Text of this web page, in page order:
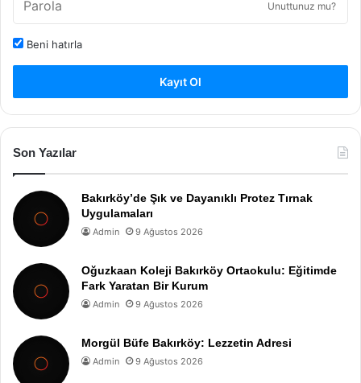
Unuttunuz mu?
Beni hatırla
Kayıt Ol
Son Yazılar
Bakırköy’de Şık ve Dayanıklı Protez Tırnak
Uygulamaları
Admin 9 Ağustos 2026
Oğuzkaan Koleji Bakırköy Ortaokulu: Eğitimde
Fark Yaratan Bir Kurum
Admin 9 Ağustos 2026
Morgül Büfe Bakırköy: Lezzetin Adresi
Admin 9 Ağustos 2026